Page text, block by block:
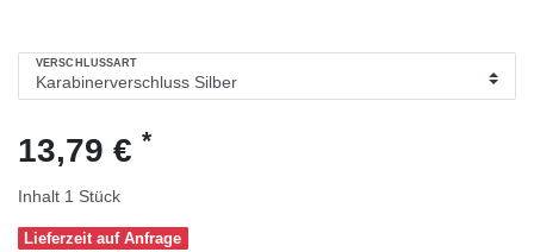
VERSCHLUSSART
13,79 € *
Inhalt 1 Stück
Lieferzeit auf Anfrage